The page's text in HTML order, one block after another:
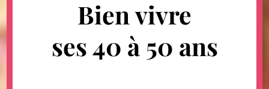
Bien vivre
ses 40 à 50 ans